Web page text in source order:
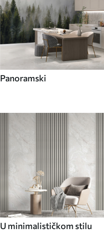
Panoramski
U minimalističkom stilu